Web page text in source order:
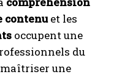
contenuet les
occupent une
du
une